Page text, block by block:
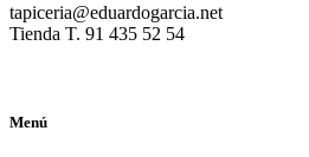
tapiceria@eduardogarcia.net
Tienda T. 91 435 52 54
Menú